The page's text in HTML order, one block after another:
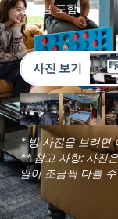
공과금 포함
사진 보기
* 방 사진을 보려면
** 참고 사항: 사진
일이 조금씩 다를